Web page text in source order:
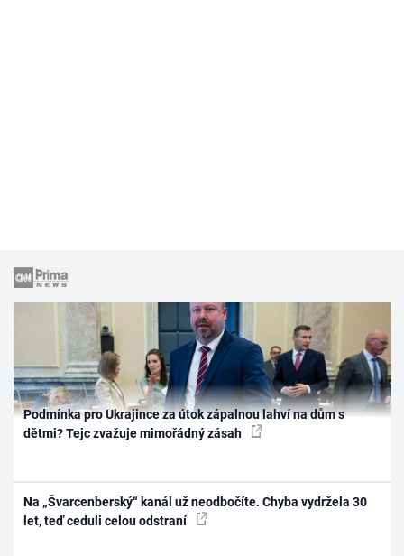
Podmínka pro Ukrajince za útok zápalnou lahví na dům s
dětmi? Tejc zvažuje mimořádný zásah
Na „Švarcenberský“ kanál už neodbočíte. Chyba vydržela 30
let, teď ceduli celou odstraní